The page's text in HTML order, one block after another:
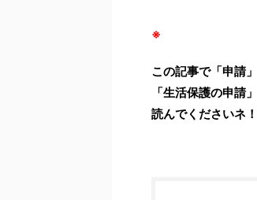
※
この記事で「申請
「生活保護の申請
読んでくださいネ！